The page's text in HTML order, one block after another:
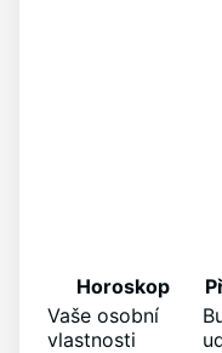
Horoskop
Vaše osobní
vlastnosti